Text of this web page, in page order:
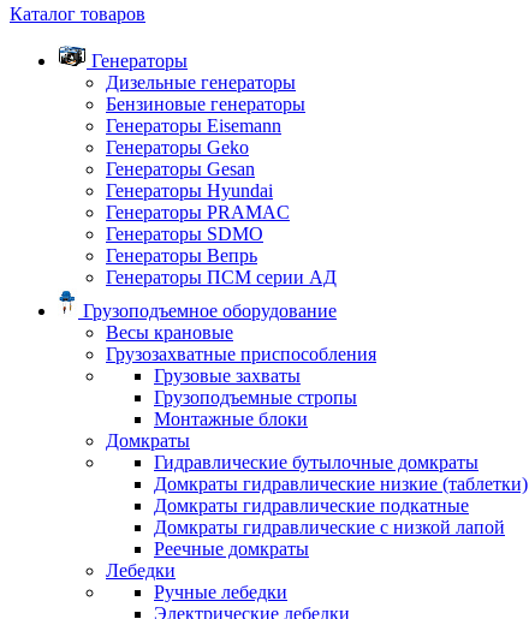
Каталог товаров
Генераторы
Дизельные генераторы
Бензиновые генераторы
Генераторы Eisemann
Генераторы Geko
Генераторы Gesan
Генераторы Hyundai
Генераторы PRAMAC
Генераторы SDMO
Генераторы Вепрь
Генераторы ПСМ серии АД
Грузоподъемное оборудование
Весы крановые
Грузозахватные приспособления
Грузовые захваты
Грузоподъемные стропы
Монтажные блоки
Домкраты
Гидравлические бутылочные домкраты
Домкраты гидравлические низкие (таблетки)
Домкраты гидравлические подкатные
Домкраты гидравлические с низкой лапой
Реечные домкраты
Лебедки
Ручные лебедки
Электрические лебедки